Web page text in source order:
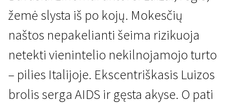
žemė slysta iš po kojų. Mokesčių
naštos nepakelianti šeima rizikuoja
netekti vienintelio nekilnojamojo turto
– pilies Italijoje. Ekscentriškasis Luizos
brolis serga AIDS ir gęsta akyse. O pati